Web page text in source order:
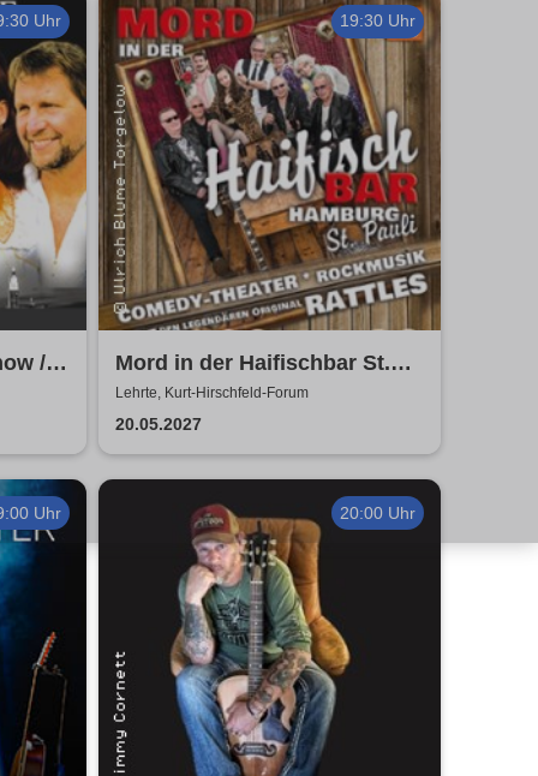
Uhr
/
19:30 Uhr
Mord in der Haifischbar St.
Pauli - Theater IK's & The
Rattles - Theater & Musik
Lehrte, Kurt-Hirschfeld-Forum
20.05.2027
Uhr 20:00 Uhr